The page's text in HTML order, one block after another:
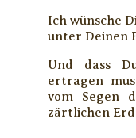
Ich wünsche
unter Deinen
Und dass
ertragen
vom Segen
zärtlichen